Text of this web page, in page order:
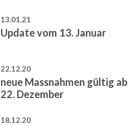
13.01.21
Update vom 13. Januar
22.12.20
neue Massnahmen gültig ab
22. Dezember
18.12.20